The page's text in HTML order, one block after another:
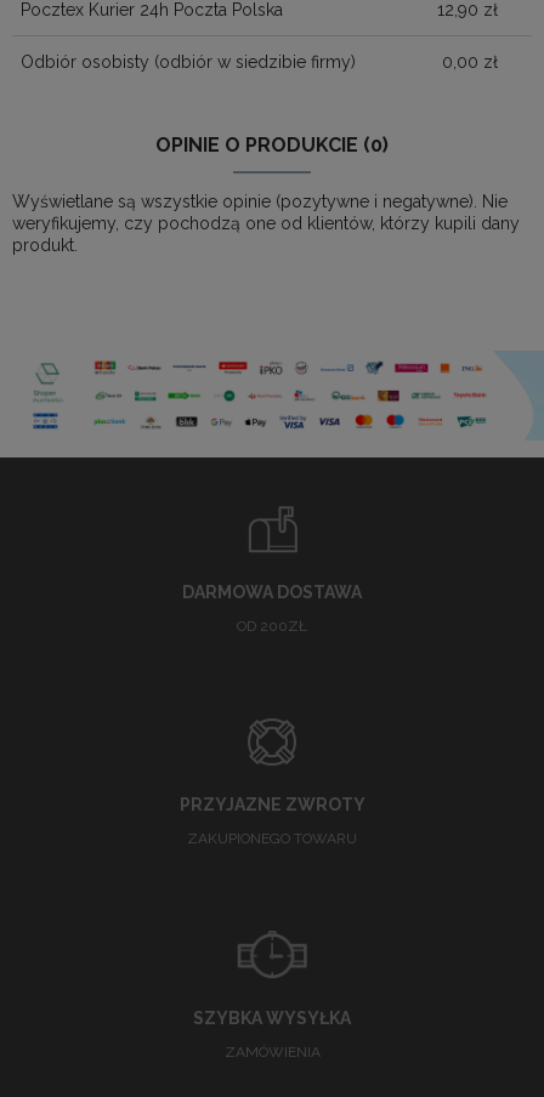
Pocztex Kurier 24h Poczta Polska 12,90 zł
Odbiór osobisty (odbiór w siedzibie firmy) 0,00 zł
OPINIE O PRODUKCIE (0)
Wyświetlane są wszystkie opinie (pozytywne i negatywne). Nie
weryfikujemy, czy pochodzą one od klientów, którzy kupili dany
produkt.
DARMOWA DOSTAWA
OD 200ZŁ
PRZYJAZNE ZWROTY
ZAKUPIONEGO TOWARU
SZYBKA WYSYŁKA
ZAMÓWIENIA